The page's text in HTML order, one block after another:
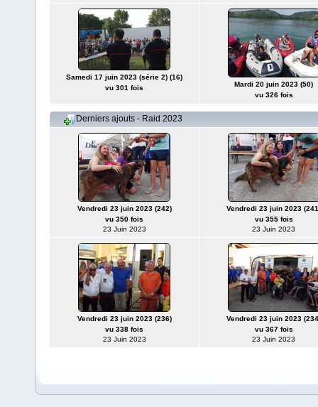
Samedi 17 juin 2023 (série 2) (16)
vu 301 fois
Mardi 20 juin 2023 (50)
vu 326 fois
Derniers ajouts - Raid 2023
Vendredi 23 juin 2023 (242)
vu 350 fois
23 Juin 2023
Vendredi 23 juin 2023
vu 355 fois
23 Juin 2023
Vendredi 23 juin 2023 (236)
vu 338 fois
23 Juin 2023
Vendredi 23 juin 2023
vu 367 fois
23 Juin 2023